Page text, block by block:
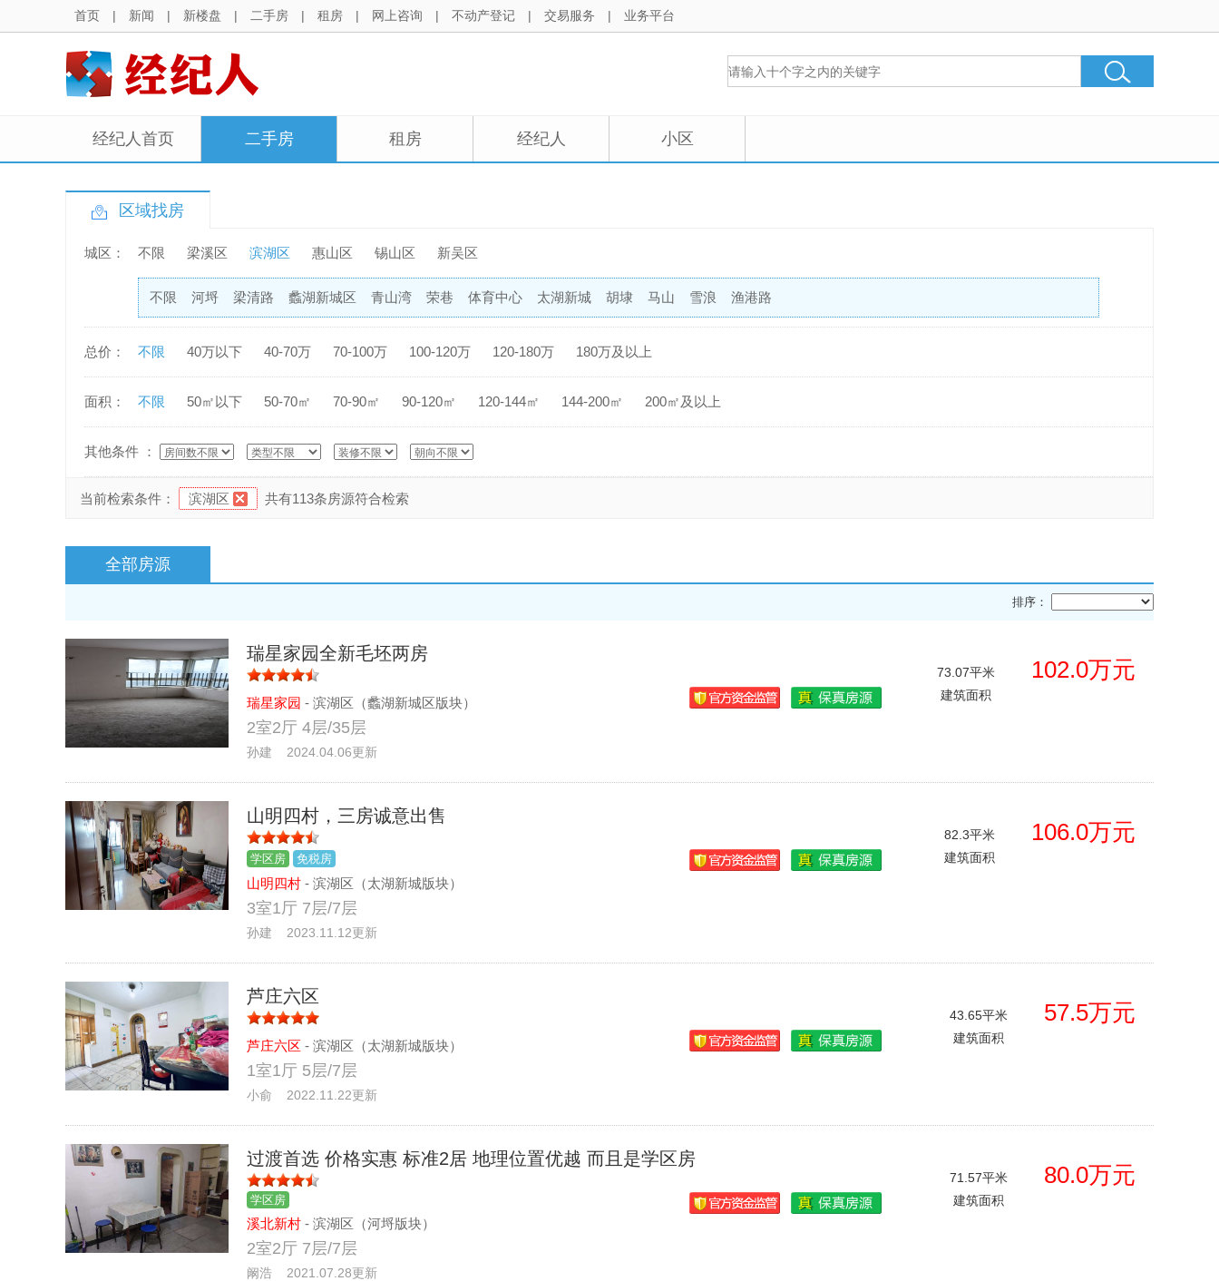
首页 | 新闻 | 新楼盘 | 二手房 | 租房 | 网上咨询 | 不动产登记 | 交易服务 | 业务平台
经纪人首页 二手房 租房 经纪人 小区
区域找房
城区： 不限 梁溪区 滨湖区 惠山区 锡山区 新吴区
不限 河埒 梁清路 蠡湖新城区 青山湾 荣巷 体育中心 太湖新城 胡埭 马山 雪浪 渔港路
总价： 不限 40万以下 40-70万 70-100万 100-120万 120-180万 180万及以上
面积： 不限 50㎡以下 50-70㎡ 70-90㎡ 90-120㎡ 120-144㎡ 144-200㎡ 200㎡及以上
其他条件 ：
当前检索条件： 滨湖区 共有113条房源符合检索
全部房源
排序：
瑞星家园全新毛坯两房
瑞星家园 - 滨湖区（蠡湖新城区版块）
2室2厅 4层/35层
孙建 2024.04.06更新
102.0万元
73.07平米
建筑面积
山明四村，三房诚意出售
学区房 免税房
山明四村 - 滨湖区（太湖新城版块）
3室1厅 7层/7层
孙建 2023.11.12更新
106.0万元
82.3平米
建筑面积
芦庄六区
芦庄六区 - 滨湖区（太湖新城版块）
1室1厅 5层/7层
小俞 2022.11.22更新
57.5万元
43.65平米
建筑面积
过渡首选 价格实惠 标准2居 地理位置优越 而且是学区房
学区房
溪北新村 - 滨湖区（河埒版块）
2室2厅 7层/7层
阚浩 2021.07.28更新
80.0万元
71.57平米
建筑面积